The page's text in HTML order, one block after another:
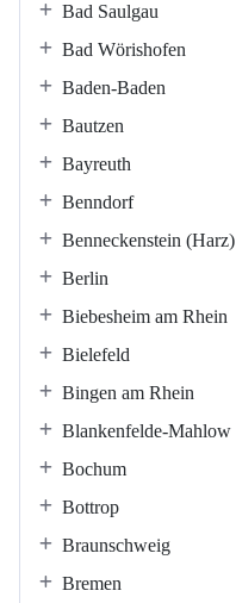
Bad Saulgau
Bad Wörishofen
Baden-Baden
Bautzen
Bayreuth
Benndorf
Benneckenstein (Harz)
Berlin
Biebesheim am Rhein
Bielefeld
Bingen am Rhein
Blankenfelde-Mahlow
Bochum
Bottrop
Braunschweig
Bremen